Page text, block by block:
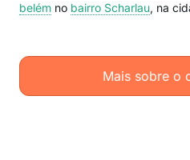
belém no bairro Scharlau, na
Mais sobre o